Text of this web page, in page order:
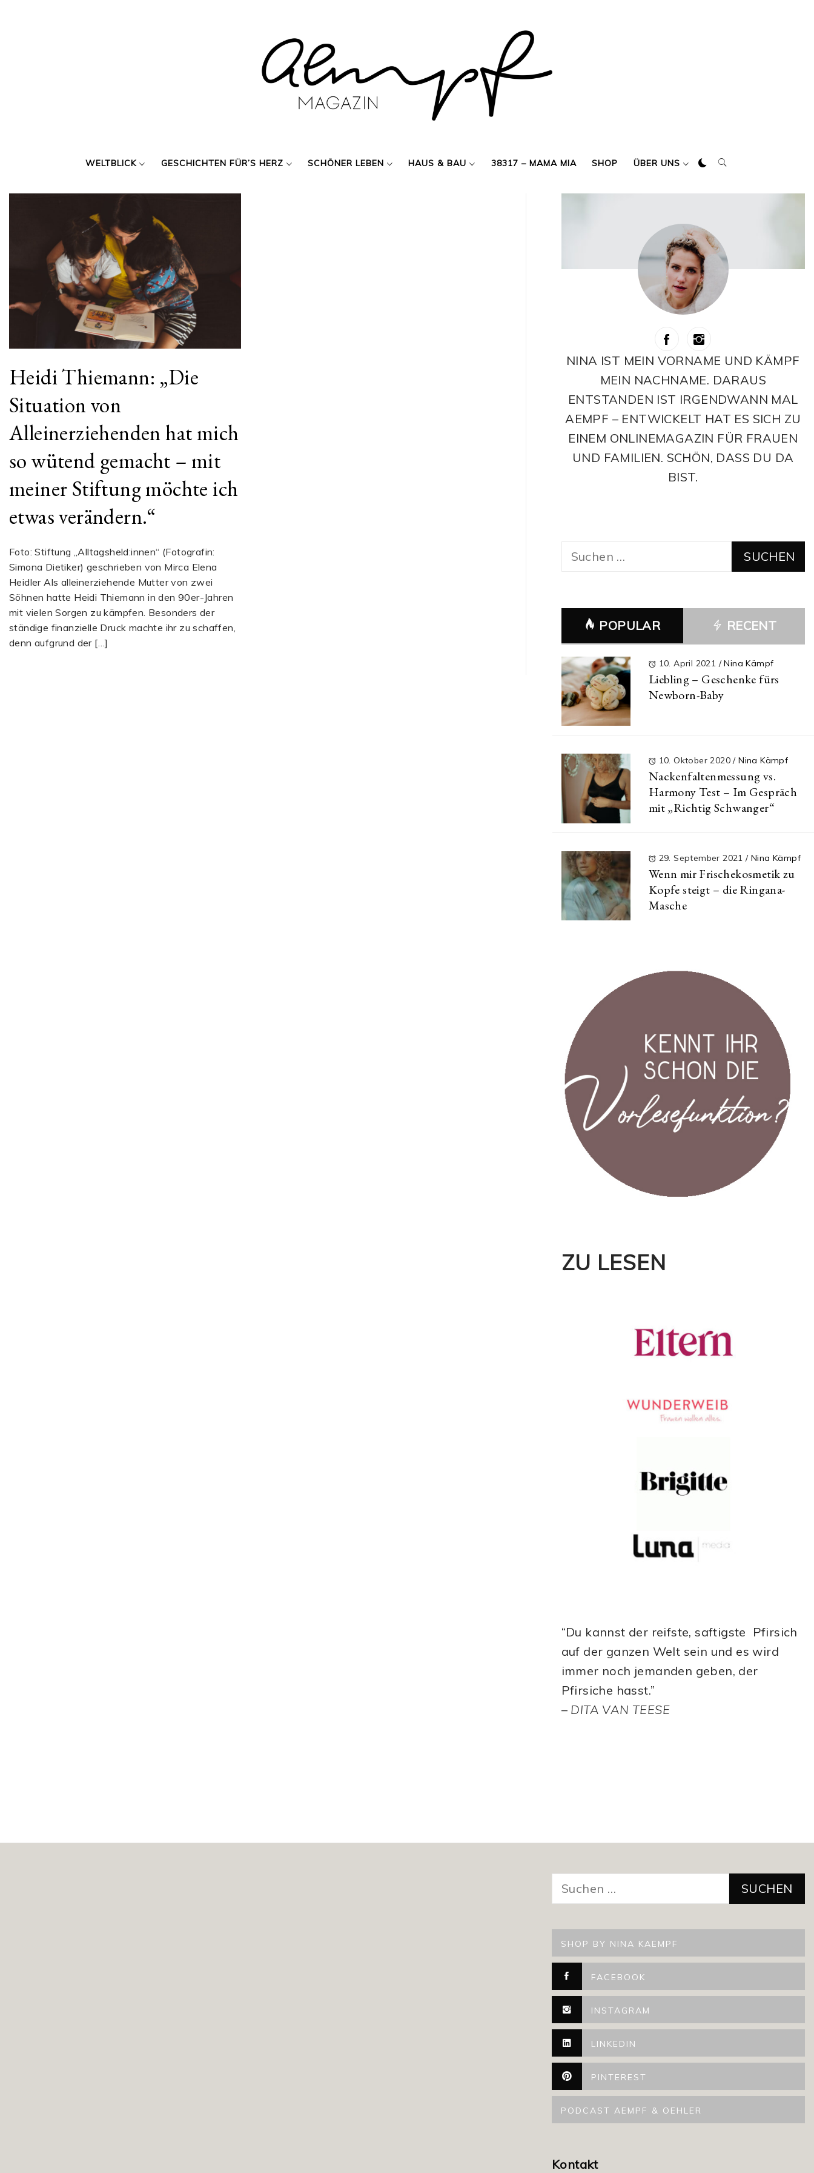
WELTBLICK GESCHICHTEN FÜR’S HERZ SCHÖNER LEBEN HAUS & BAU 38317 – MAMA MIA SHOP ÜBER UNS
Heidi Thiemann: „Die
Situation von
Alleinerziehenden hat mich
so wütend gemacht – mit
meiner Stiftung möchte ich
etwas verändern.“
Foto: Stiftung „Alltagsheld:innen“ (Fotografin:
Simona Dietiker) geschrieben von Mirca Elena
Heidler Als alleinerziehende Mutter von zwei
Söhnen hatte Heidi Thiemann in den 90er-Jahren
mit vielen Sorgen zu kämpfen. Besonders der
ständige finanzielle Druck machte ihr zu schaffen,
denn aufgrund der […]
NINA IST MEIN VORNAME UND KÄMPF
MEIN NACHNAME. DARAUS
ENTSTANDEN IST IRGENDWANN MAL
AEMPF – ENTWICKELT HAT ES SICH ZU
EINEM ONLINEMAGAZIN FÜR FRAUEN
UND FAMILIEN. SCHÖN, DASS DU DA
BIST.
Suchen
POPULAR RECENT
10. April 2021 / Nina Kämpf
Liebling – Geschenke fürs
Newborn-Baby
10. Oktober 2020/ Nina Kämpf
Nackenfaltenmessung vs.
Harmony Test – Im Gespräch
mit „Richtig Schwanger“
29. September 2021/ Nina Kämpf
Wenn mir Frischekosmetik zu
Kopfe steigt – die Ringana-
Masche
ZU LESEN
“Du kannst der reifste, saftigste Pfirsich
auf der ganzen Welt sein und es wird
immer noch jemanden geben, der
Pfirsiche hasst.”
– DITA VAN TEESE
nach:
SHOP BY NINA KAEMPF
FACEBOOK
INSTAGRAM
LINKEDIN
PINTEREST
PODCAST AEMPF & OEHLER
Kontakt